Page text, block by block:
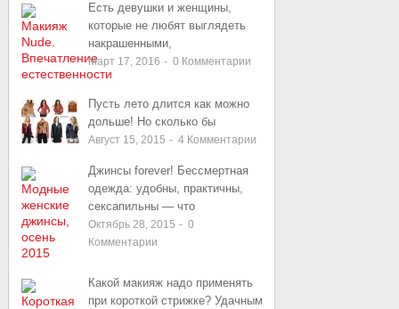
Есть девушки и женщины,
которые не любят выглядеть
накрашенными,
Март 17, 2016 - 0 Комментарии
Пусть лето длится как можно
дольше! Но сколько бы
Август 15, 2015 - 4Комментарии
Джинсы forever! Бессмертная
одежда: удобны, практичны,
сексапильны — что
Октябрь 28, 2015 - 0
Комментарии
Какой макияж надо применять
при короткой стрижке? Удачным